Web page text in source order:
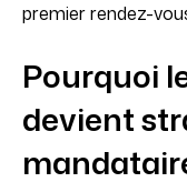
premier rendez-
Pourquoi
devient